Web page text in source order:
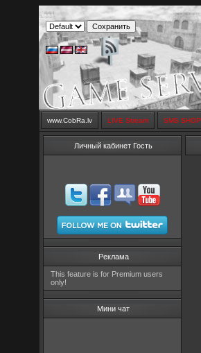
www.CobRa.lv LIVE Stream SMS SHOP
Личный кабинет Гость
Реклама
This feature is for Premium users
only!
Мини чат